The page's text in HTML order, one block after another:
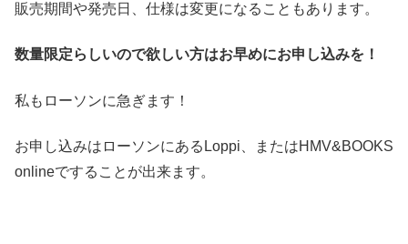
販売期間や発売日、仕様は変更になることもあります。
数量限定らしいので欲しい方はお早めにお申し込みを！
私もローソンに急ぎます！
お申し込みはローソンにあるLoppi、またはHMV&BOOKS
onlineですることが出来ます。